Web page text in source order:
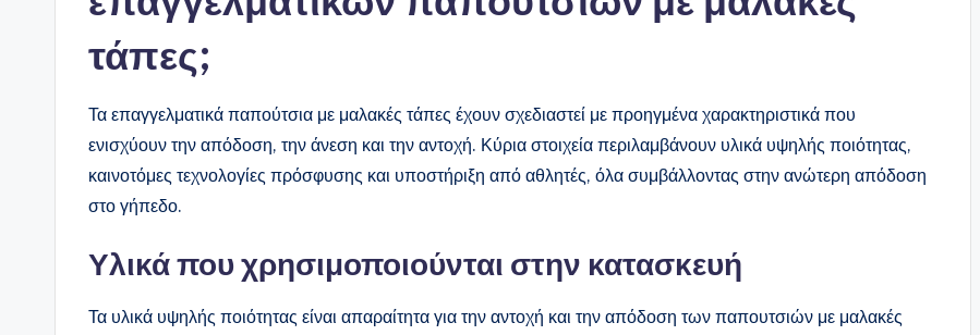
τάπες;
Τα επαγγελματικά παπούτσια με μαλακές τάπες έχουν σχεδιαστεί με προηγμένα χαρακτηριστικά που
ενισχύουν την απόδοση, την άνεση και την αντοχή. Κύρια στοιχεία περιλαμβάνουν υλικά υψηλής ποιότητας,
καινοτόμες τεχνολογίες πρόσφυσης και υποστήριξη από αθλητές, όλα συμβάλλοντας στην ανώτερη απόδοση
στο γήπεδο.
Υλικά που χρησιμοποιούνται στην κατασκευή
Τα υλικά υψηλής ποιότητας είναι απαραίτητα για την αντοχή και την απόδοση των παπουτσιών με μαλακές